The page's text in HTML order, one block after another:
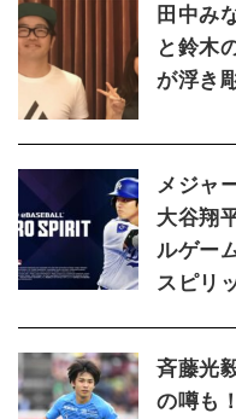
田中み
と鈴木
が浮き
メジャ
大谷翔
ルゲー
スピリ
斉藤光
の噂も